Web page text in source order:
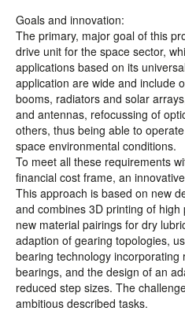
Goals and innovation:
The primary, major goal of this
drive unit for the space sector,
applications based on its
application are wide and include
booms, radiators and solar
and antennas, refocussing of
others, thus being able to
space environmental conditions.
To meet all these requirements
financial cost frame, an
This approach is based on new
and combines 3D printing of
new material pairings for dry
adaption of gearing topologies,
bearing technology incorporating
bearings, and the design of an
reduced step sizes. The
ambitious described tasks.